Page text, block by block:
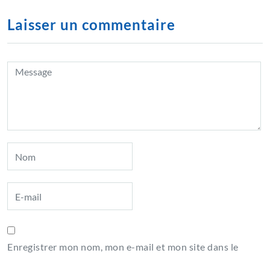
Laisser un commentaire
Enregistrer mon nom, mon e-mail et mon site dans le